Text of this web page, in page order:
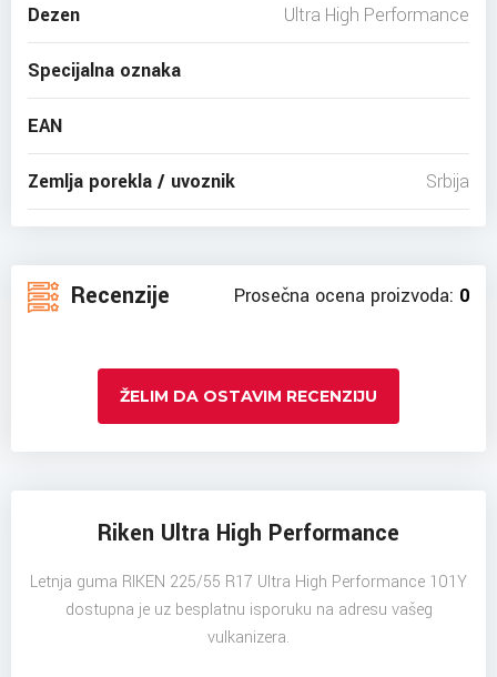
Dezen Ultra High Performance
Specijalna oznaka
EAN
Zemlja porekla / uvoznik Srbija
Recenzije Prosečna ocena proizvoda: 0
ŽELIM DA OSTAVIM RECENZIJU
Riken Ultra High Performance
Letnja guma RIKEN 225/55 R17 Ultra High Performance 101Y
dostupna je uz besplatnu isporuku na adresu vašeg
vulkanizera.